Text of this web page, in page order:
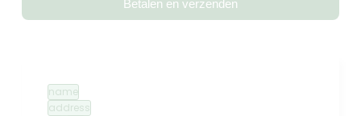
Betalen en verzenden
name
address